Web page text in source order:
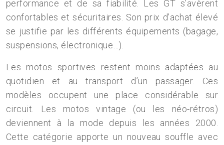
performance et de sa fiabilité. Les GT s’avèrent
confortables et sécuritaires. Son prix d’achat élevé
se justifie par les différents équipements (bagage,
suspensions, électronique…).
Les motos sportives restent moins adaptées au
quotidien et au transport d’un passager. Ces
modèles occupent une place considérable sur
circuit. Les motos vintage (ou les néo-rétros)
deviennent à la mode depuis les années 2000.
Cette catégorie apporte un nouveau souffle avec